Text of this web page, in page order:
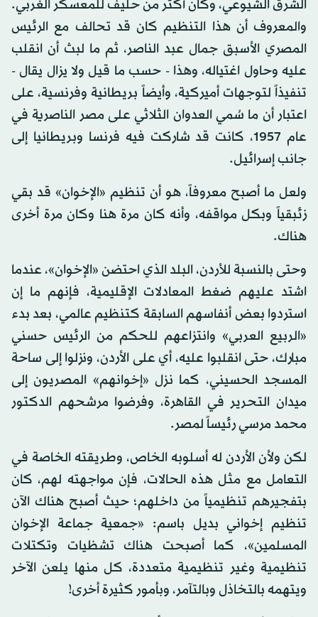
الشرق الشيوعي، وكان أكثر من حليف للمعسكر الغربي.
والمعروف أن هذا التنظيم كان قد تحالف مع الرئيس
المصري الأسبق جمال عبد الناصر، ثم ما لبث أن انقلب
عليه وحاول اغتياله، وهذا - حسب ما قيل ولا يزال يقال -
تنفيذاً لتوجهات أميركية، وأيضاً بريطانية وفرنسية، على
اعتبار أن ما سُمي العدوان الثلاثي على مصر الناصرية في
عام 1957، كانت قد شاركت فيه فرنسا وبريطانيا إلى
جانب إسرائيل.
ولعل ما أصبح معروفاً، هو أن تنظيم «الإخوان» قد بقي
زئبقياً وبكل مواقفه، وأنه كان مرة هنا وكان مرة أخرى
هناك.
وحتى بالنسبة للأردن، البلد الذي احتضن «الإخوان»، عندما
اشتد عليهم ضغط المعادلات الإقليمية، فإنهم ما إن
استردوا بعض أنفاسهم السابقة كتنظيم عالمي، بعد بدء
«الربيع العربي» وانتزاعهم للحكم من الرئيس حسني
مبارك، حتى انقلبوا عليه، أي على الأردن، ونزلوا إلى ساحة
المسجد الحسيني، كما نزل «إخوانهم» المصريون إلى
ميدان التحرير في القاهرة، وفرضوا مرشحهم الدكتور
محمد مرسي رئيساً لمصر.
لكن ولأن الأردن له أسلوبه الخاص، وطريقته الخاصة في
التعامل مع مثل هذه الحالات، فإن مواجهته لهم، كان
بتفجيرهم تنظيمياً من داخلهم؛ حيث أصبح هناك الآن
تنظيم إخواني بديل باسم: «جمعية جماعة الإخوان
المسلمين»، كما أصبحت هناك تشظيات وتكتلات
تنظيمية وغير تنظيمية متعددة، كل منها يلعن الآخر
ويتهمه بالتخاذل وبالتآمر، وبأمور كثيرة أخرى!